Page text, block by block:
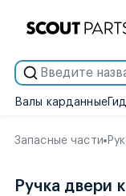
Валы карданные
Запасные части
Ручка двери